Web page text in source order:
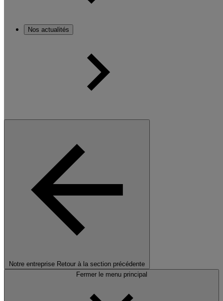
Nos actualités
Notre entreprise Retour à la section précédente
Fermer le menu principal